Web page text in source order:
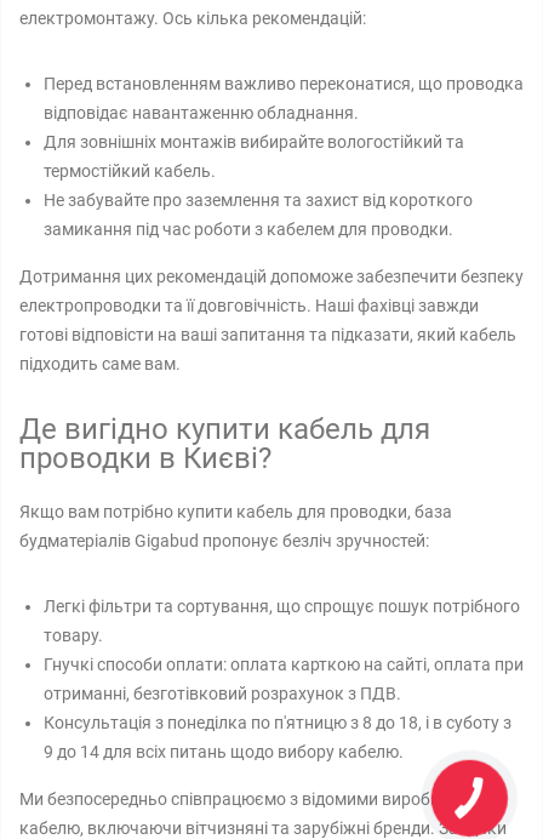
електромонтажу. Ось кілька рекомендацій:
Перед встановленням важливо переконатися, що проводка
відповідає навантаженню обладнання.
Для зовнішніх монтажів вибирайте вологостійкий та
термостійкий кабель.
Не забувайте про заземлення та захист від короткого
замикання під час роботи з кабелем для проводки.
Дотримання цих рекомендацій допоможе забезпечити безпеку
електропроводки та її довговічність. Наші фахівці завжди
готові відповісти на ваші запитання та підказати, який кабель
підходить саме вам.
Де вигідно купити кабель для
проводки в Києві?
Якщо вам потрібно купити кабель для проводки, база
будматеріалів Gigabud пропонує безліч зручностей:
Легкі фільтри та сортування, що спрощує пошук потрібного
товару.
Гнучкі способи оплати: оплата карткою на сайті, оплата при
отриманні, безготівковий розрахунок з ПДВ.
Консультація з понеділка по п'ятницю з 8 до 18, і в суботу з
9 до 14 для всіх питань щодо вибору кабелю.
Ми безпосередньо співпрацюємо з відомими виробниками
кабелю, включаючи вітчизняні та зарубіжні бренди. Завдяки